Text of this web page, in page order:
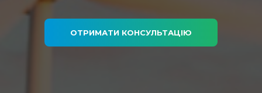
ОТРИМАТИ КОНСУЛЬТАЦІЮ